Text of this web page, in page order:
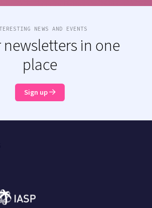
NEWS AND EVENTS
in one
place
Sign up